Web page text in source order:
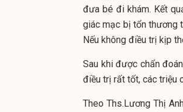
đưa bé đi khám. Kết
giác mạc bị tổn thương
Nếu không điều trị kịp
Sau khi được chẩn
điều trị rất tốt, các triệu
Theo Ths.Lương Thị